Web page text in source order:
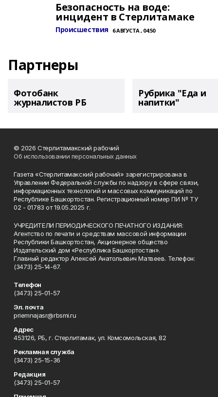
Безопасность на воде:
инцидент в Стерлитамаке
Происшествия 6 АВГУСТА , 04:50
Партнеры
Фотобанк
журналистов РБ
Рубрика "Еда и
напитки"
© 2026 Стерлитамакский рабочий
Об использовании персональных данных
Газета «Стерлитамакский рабочий» зарегистрирована в
Управлении Федеральной службы по надзору в сфере связи,
информационных технологий и массовых коммуникаций по
Республике Башкортостан. Регистрационный номер ПИ № ТУ
02 - 01783 от 19.05.2025 г.
УЧРЕДИТЕЛИ ПЕРИОДИЧЕСКОГО ПЕЧАТНОГО ИЗДАНИЯ:
Агентство по печати и средствам массовой информации
Республики Башкортостан, Акционерное общество
Издательский дом «Республика Башкортостан».
Главный редактор Алексей Анатольевич Матвеев. Телефон:
(3473) 25-14-67.
Телефон
(3473) 25-01-57
Эл. почта
priemnajasr@rbsmi.ru
Адрес
453126, РБ, г. Стерлитамак, ул. Комсомольская, 82
Рекламная служба
(3473) 25-15-36
Редакция
(3473) 25-01-57